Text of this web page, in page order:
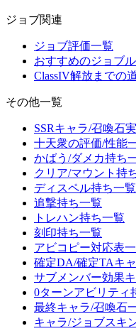
ジョブ関連
ジョブ評価一覧
おすすめのジョブ
ClassIV解放までの
その他一覧
SSRキャラ/召喚石
十天衆の評価/性能
かばう/ダメカ持ち
クリア/マウント持
ディスペル持ち一覧
追撃持ち一覧
トレハン持ち一覧
刻印持ち一覧
アビコピー対応表
確定DA/確定TAキ
サブメンバー効果
0ターンアビリティ
最終キャラ/召喚石
キャラ/ジョブスキ